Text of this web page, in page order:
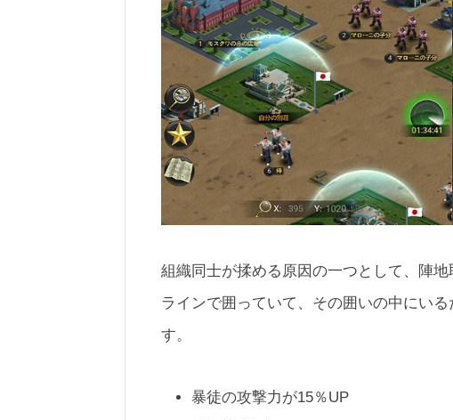
組織同士が揉める原因の一つとして、陣
ラインで囲っていて、その囲いの中にい
す。
暴徒の攻撃力が15％UP